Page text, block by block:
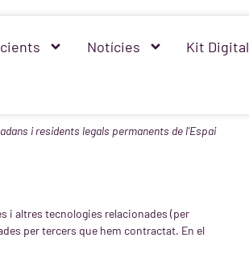
Notícies Kit Digital
i residents legals permanents de l'Espai
i altres tecnologies relacionades (per
per tercers que hem contractat. En el